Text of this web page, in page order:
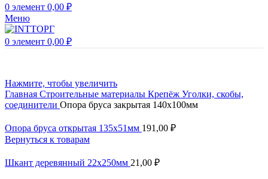
0 элемент 0,00 ₽
Меню
0 элемент 0,00 ₽
Нажмите, чтобы увеличить
Главная Строительные материалы Крепёж Уголки, скобы,
соединители Опора бруса закрытая 140х100мм
Опора бруса открытая 135х51мм 191,00 ₽
Вернуться к товарам
Шкант деревянный 22х250мм 21,00 ₽